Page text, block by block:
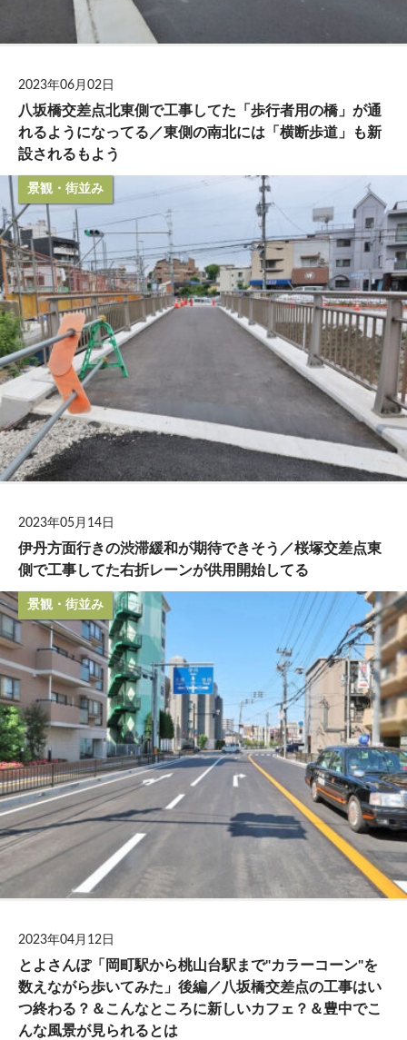
2023年06月02日
八坂橋交差点北東側で工事してた「歩行者用の橋」が通
れるようになってる／東側の南北には「横断歩道」も新
設されるもよう
景観・街並み
2023年05月14日
伊丹方面行きの渋滞緩和が期待できそう／桜塚交差点東
側で工事してた右折レーンが供用開始してる
景観・街並み
2023年04月12日
とよさんぽ「岡町駅から桃山台駅まで"カラーコーン"を
数えながら歩いてみた」後編／八坂橋交差点の工事はい
つ終わる？＆こんなところに新しいカフェ？＆豊中でこ
んな風景が見られるとは